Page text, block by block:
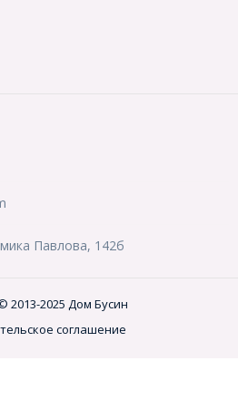
Павлова, 142б
2013-2025 Дом Бусин
соглашение